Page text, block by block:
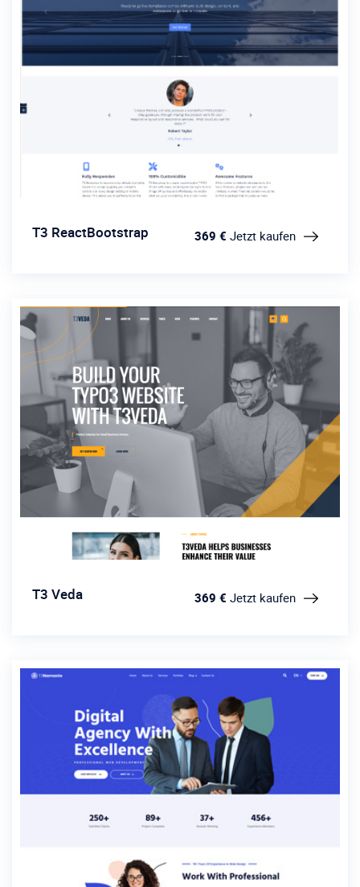
T3 ReactBootstrap 369 € Jetzt kaufen
T3 Veda 369 € Jetzt kaufen